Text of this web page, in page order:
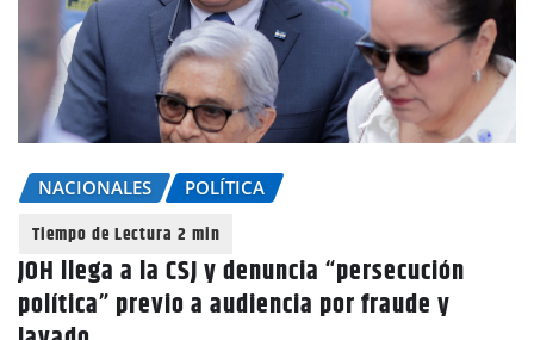
NACIONALES POLÍTICA
JOH llega a la CSJ y denuncia “persecución
política” previo a audiencia por fraude y